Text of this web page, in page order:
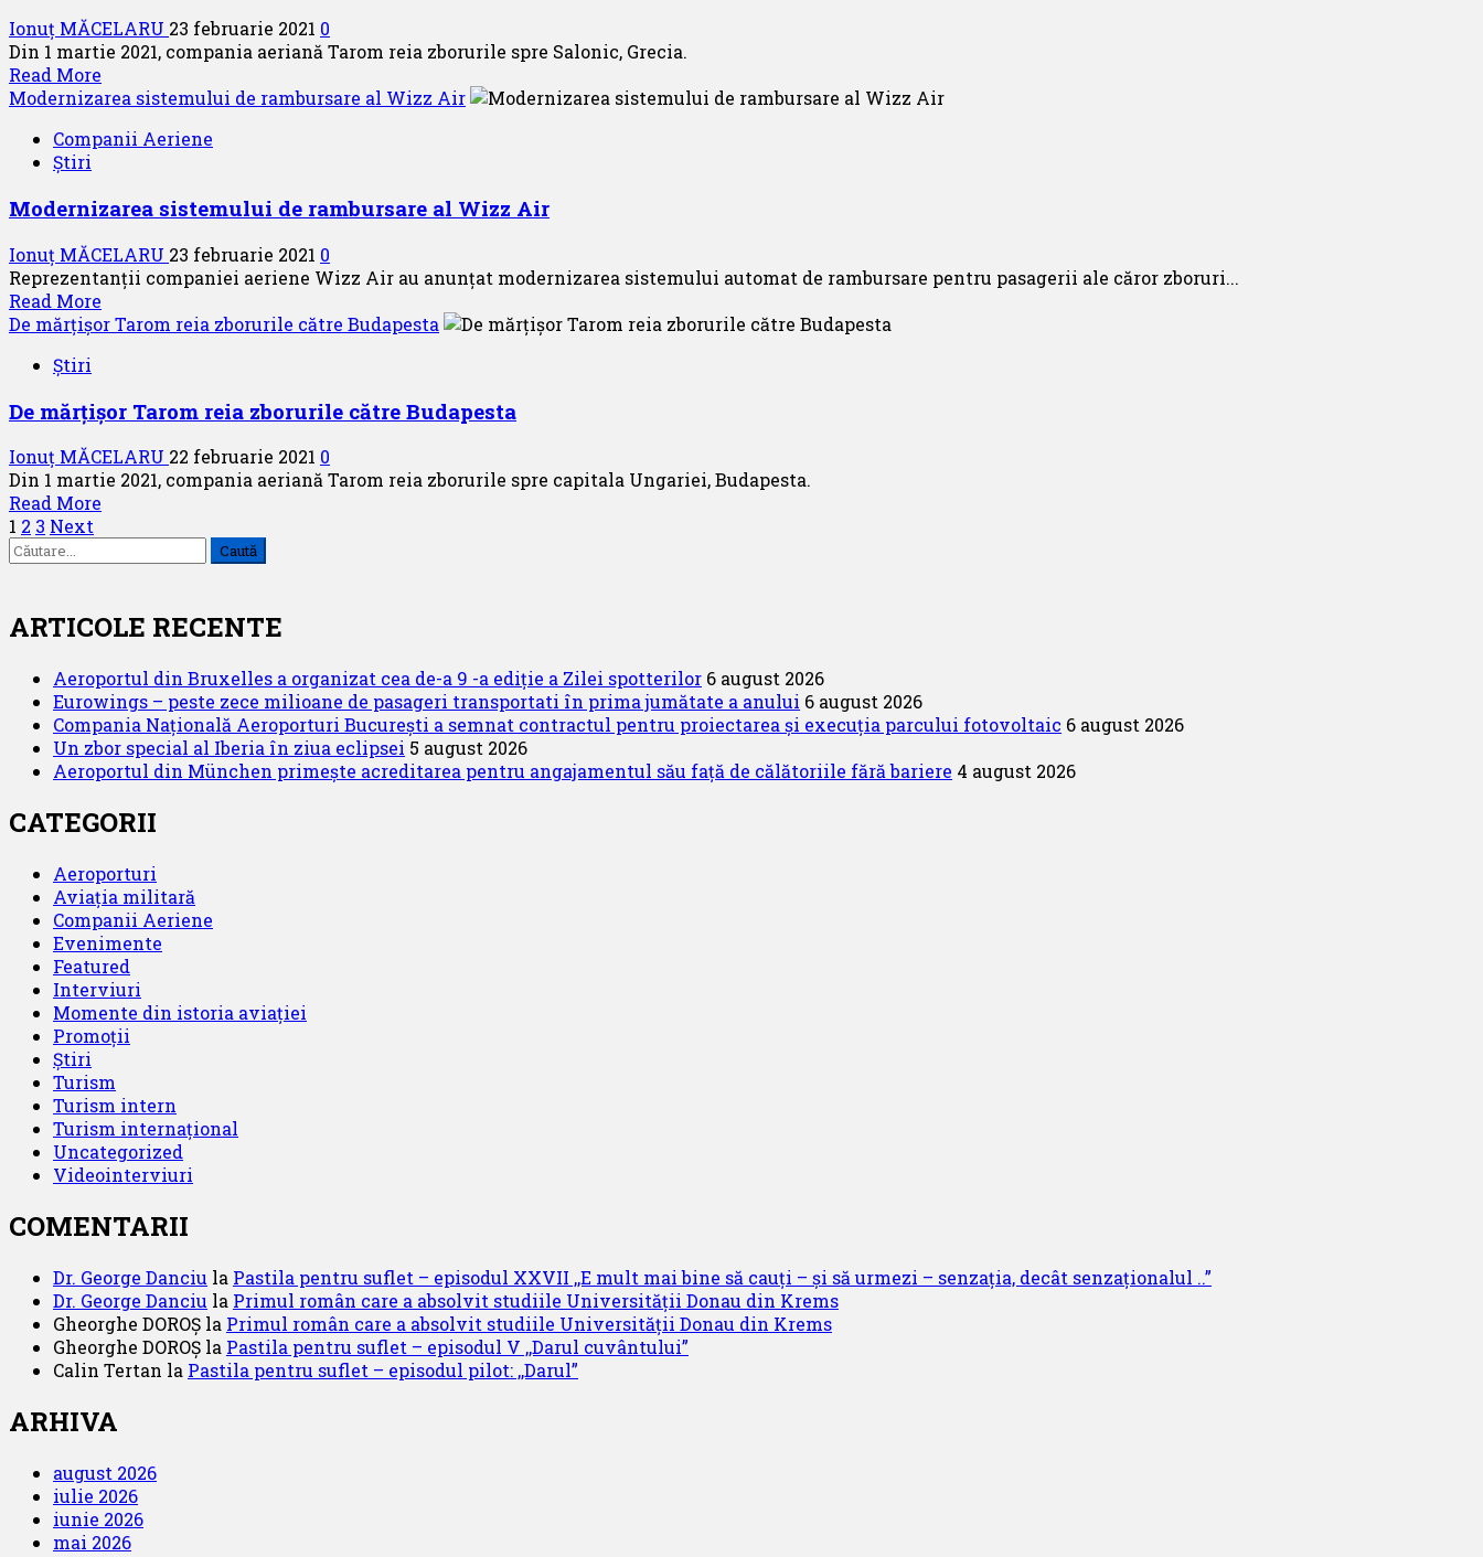
Newark
via
Atena
Ionuț MĂCELARU 23 februarie 2021 0
Din 1 martie 2021, compania aeriană Tarom reia zborurile spre Salonic, Grecia.
Read More
more
Salonic
oferta
Modernizarea sistemului de rambursare al Wizz Air
Companii Aeriene
Știri
Modernizarea sistemului de rambursare al Wizz Air
Ionuț MĂCELARU 23 februarie 2021 0
Reprezentanții companiei aeriene Wizz Air au anunțat modernizarea sistemului automat de rambursare pentru pasagerii ale căror zboruri...
Read More
more
de
al
Wizz
Air
De mărțișor Tarom reia zborurile către Budapesta
Știri
De mărțișor Tarom reia zborurile către Budapesta
Ionuț MĂCELARU 22 februarie 2021 0
Din 1 martie 2021, compania aeriană Tarom reia zborurile spre capitala Ungariei, Budapesta.
Read More
De
Tarom
reia
către
Budapesta
Paginație
articole
1 2 3 Next
Caută
după:
ARTICOLE RECENTE
Aeroportul din Bruxelles a organizat cea de-a 9 -a ediție a Zilei spotterilor 6 august 2026
Eurowings – peste zece milioane de pasageri transportati în prima jumătate a anului 6 august 2026
Compania Națională Aeroporturi București a semnat contractul pentru proiectarea și execuția parcului fotovoltaic 6 august 2026
Un zbor special al Iberia în ziua eclipsei 5 august 2026
Aeroportul din München primește acreditarea pentru angajamentul său față de călătoriile fără bariere 4 august 2026
CATEGORII
Aeroporturi
Aviația militară
Companii Aeriene
Evenimente
Featured
Interviuri
Momente din istoria aviației
Promoții
Știri
Turism
Turism intern
Turism internațional
Uncategorized
Videointerviuri
COMENTARII
Dr. George Danciu la Pastila pentru suflet – episodul XXVII ,,E mult mai bine să cauți – și să urmezi – senzația, decât senzaționalul ..”
Dr. George Danciu la Primul român care a absolvit studiile Universității Donau din Krems
Gheorghe DOROȘ la Primul român care a absolvit studiile Universității Donau din Krems
Gheorghe DOROȘ la Pastila pentru suflet – episodul V ,,Darul cuvântului”
Calin Tertan la Pastila pentru suflet – episodul pilot: ,,Darul”
ARHIVA
august 2026
iulie 2026
iunie 2026
mai 2026